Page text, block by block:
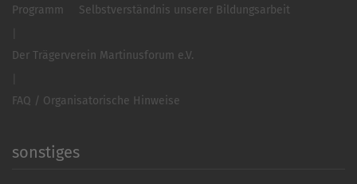
Programm Selbstverständnis unserer Bildungsarbeit
Der Trägerverein Martinusforum e.V.
FAQ / Organisatorische Hinweise
sonstiges